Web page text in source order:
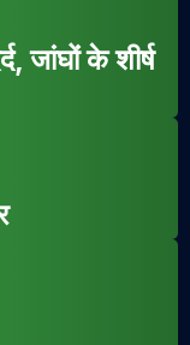
जांघों के शीर्ष